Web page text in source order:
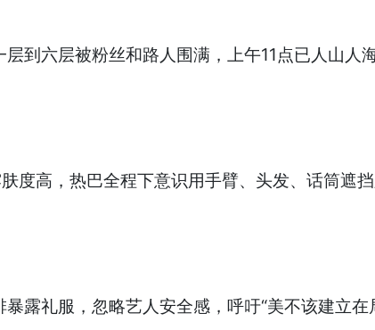
到六层被粉丝和路人围满，上午11点已人山人海
度高，热巴全程下意识用手臂、头发、话筒遮
露礼服，忽略艺人安全感，呼吁“美不该建立